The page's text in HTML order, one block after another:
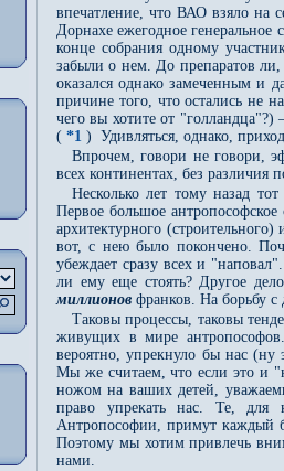
впечатление, что ВАО взяло на
Дорнахе ежегодное
конце собрания одному
забыли о нем. До препаратов
оказался однако замеченным и
причине того, что остались не
чего вы хотите от
( *1 ) Удивляться, однако,
Впрочем, говори не говори,
всех континентах, без различия
Несколько лет тому назад
Первое большое
архитектурного
вот, с нею было покончено.
убеждает сразу всех и
ли ему еще стоять? Другое
миллионов франков. На борьбу
Таковы процессы, таковы
живущих в мире
вероятно, упрекнуло бы нас (ну
Мы же считаем, что если это и
ножом на ваших детей,
право упрекать нас. Те, для
Антропософии, примут каждый
Поэтому мы хотим привлечь
нами.